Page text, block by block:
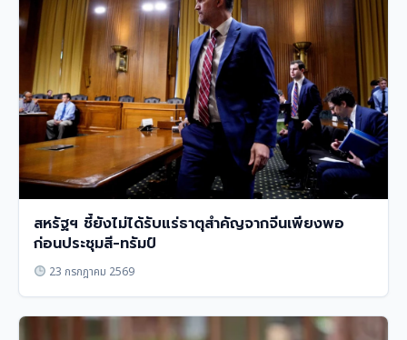
สหรัฐฯ ชี้ยังไม่ได้รับแร่ธาตุสำคัญจากจีนเพียงพอ
ก่อนประชุมสี-ทรัมป์
23 กรกฎาคม 2569